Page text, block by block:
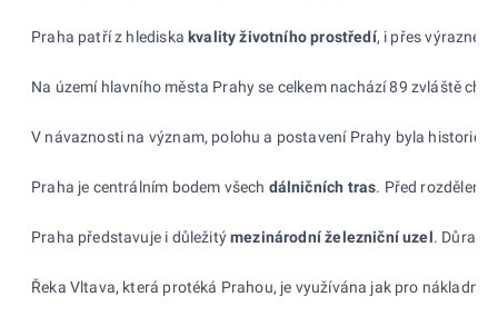
Praha patří z hlediska kvality životního prostředí, i přes výrazné
Na území hlavního města Prahy se celkem nachází 89 zvláště
V návaznosti na význam, polohu a postavení Prahy byla
Praha je centrálním bodem všech dálničních tras. Před
Praha představuje i důležitýmezinárodní železniční uzel. Důraz
Řeka Vltava, která protéká Prahou, je využívána jak pro nákladní